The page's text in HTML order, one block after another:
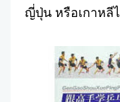
ญี่ปุ่น หรือเกาหลี